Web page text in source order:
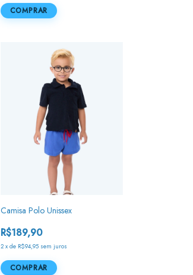
COMPRAR
Camisa Polo Unissex
R$189,90
2 x de R$94,95 sem juros
COMPRAR